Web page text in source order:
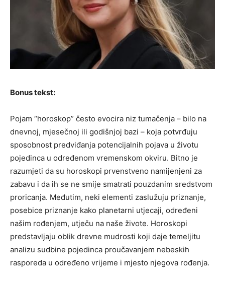
Bonus tekst:
Pojam “horoskop” često evocira niz tumačenja – bilo na
dnevnoj, mjesečnoj ili godišnjoj bazi – koja potvrđuju
sposobnost predviđanja potencijalnih pojava u životu
pojedinca u određenom vremenskom okviru. Bitno je
razumjeti da su horoskopi prvenstveno namijenjeni za
zabavu i da ih se ne smije smatrati pouzdanim sredstvom
proricanja. Međutim, neki elementi zaslužuju priznanje,
posebice priznanje kako planetarni utjecaji, određeni
našim rođenjem, utječu na naše živote. Horoskopi
predstavljaju oblik drevne mudrosti koji daje temeljitu
analizu sudbine pojedinca proučavanjem nebeskih
rasporeda u određeno vrijeme i mjesto njegova rođenja.